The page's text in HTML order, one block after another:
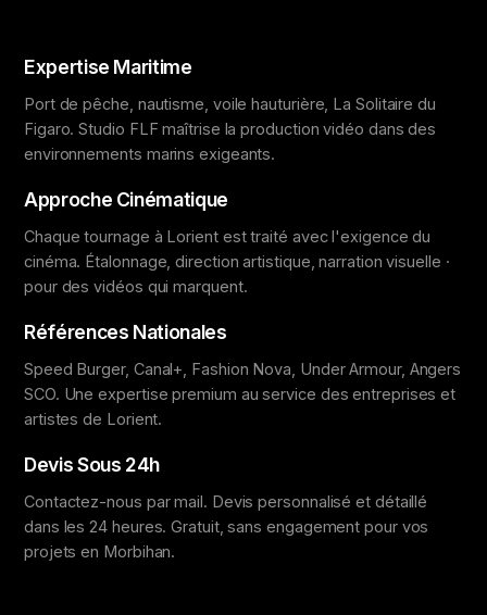
Expertise Maritime
Port de pêche, nautisme, voile hauturière, La Solitaire du
Figaro. Studio FLF maîtrise la production vidéo dans des
environnements marins exigeants.
Approche Cinématique
Chaque tournage à Lorient est traité avec l'exigence du
cinéma. Étalonnage, direction artistique, narration visuelle ·
pour des vidéos qui marquent.
Références Nationales
Speed Burger, Canal+, Fashion Nova, Under Armour, Angers
SCO. Une expertise premium au service des entreprises et
artistes de Lorient.
Devis Sous 24h
Contactez-nous par mail. Devis personnalisé et détaillé
dans les 24 heures. Gratuit, sans engagement pour vos
projets en Morbihan.